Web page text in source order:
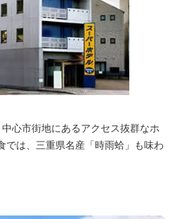
心市街地にあるアクセス抜群なホ
では、三重県名産「時雨蛤」も味わ